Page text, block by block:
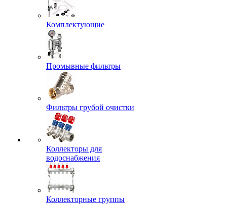
Комплектующие
Промывные фильтры
Фильтры грубой очистки
Коллекторы для
водоснабжения
Коллекторные группы